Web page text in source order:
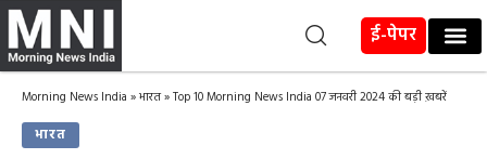
ई-पेपर
Morning News India »भारत»Top 10 Morning News India 07 जनवरी 2024 की बड़ी ख़बरें
भारत